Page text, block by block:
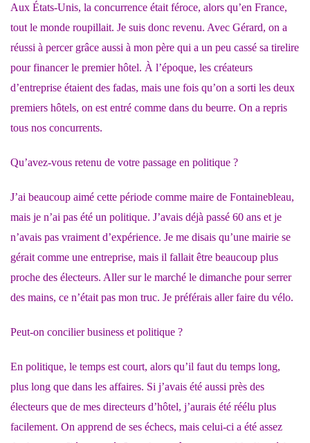
Aux États-Unis, la concurrence était féroce, alors qu’en France,
tout le monde roupillait. Je suis donc revenu. Avec Gérard, on a
réussi à percer grâce aussi à mon père qui a un peu cassé sa tirelire
pour financer le premier hôtel. À l’époque, les créateurs
d’entreprise étaient des fadas, mais une fois qu’on a sorti les deux
premiers hôtels, on est entré comme dans du beurre. On a repris
tous nos concurrents.
Qu’avez-vous retenu de votre passage en politique ?
J’ai beaucoup aimé cette période comme maire de Fontainebleau,
mais je n’ai pas été un politique. J’avais déjà passé 60 ans et je
n’avais pas vraiment d’expérience. Je me disais qu’une mairie se
gérait comme une entreprise, mais il fallait être beaucoup plus
proche des électeurs. Aller sur le marché le dimanche pour serrer
des mains, ce n’était pas mon truc. Je préférais aller faire du vélo.
Peut-on concilier business et politique ?
En politique, le temps est court, alors qu’il faut du temps long,
plus long que dans les affaires. Si j’avais été aussi près des
électeurs que de mes directeurs d’hôtel, j’aurais été réélu plus
facilement. On apprend de ses échecs, mais celui-ci a été assez